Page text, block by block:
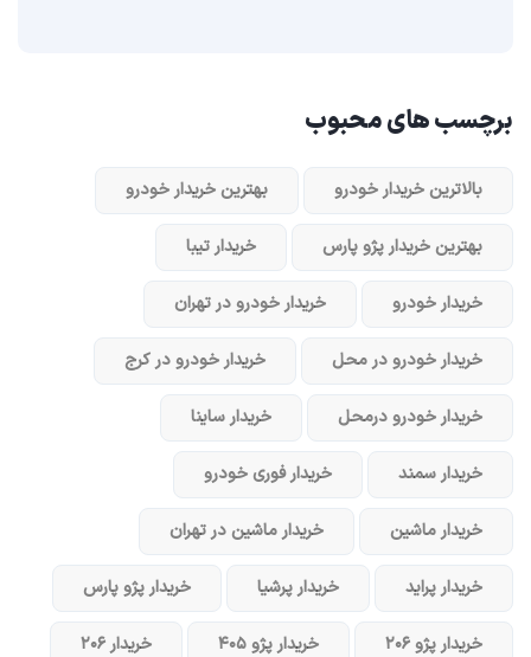
برچسب های محبوب
بالاترین خریدار خودرو بهترین خریدار خودرو
بهترین خریدار پژو پارس خریدار تیبا
خریدار خودرو خریدار خودرو در تهران
خریدار خودرو در محل خریدار خودرو در کرج
خریدار خودرو در‌محل خریدار ساینا
خریدار سمند خریدار فوری خودرو
خریدار ماشین خریدار ماشین در تهران
خریدار پراید خریدار پرشیا خریدار پژو پارس
خریدار پژو ۲۰۶ خریدار پژو ۴۰۵ خریدار ۲۰۶